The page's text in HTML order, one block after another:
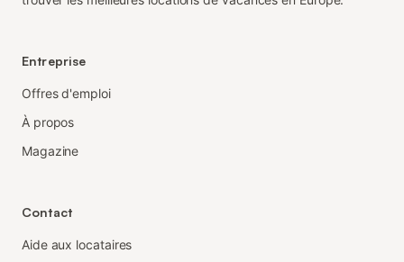
Entreprise
Offres d'emploi
À propos
Magazine
Contact
Aide aux locataires